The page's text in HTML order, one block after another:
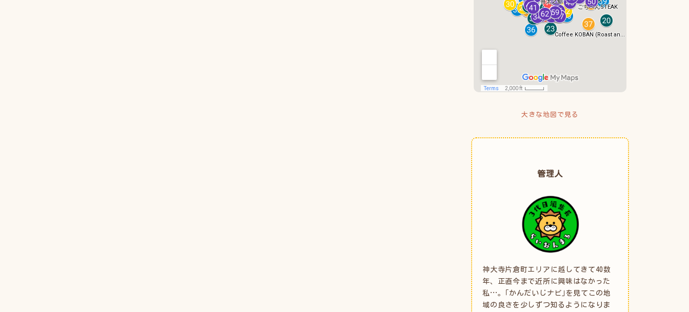
大きな地図で見る
管理人
神大寺片倉町エリアに越してきて40数
年、正直今まで近所に興味はなかった
私…。｢かんだいじナビ｣を見てこの地
域の良さを少しずつ知るようになりま